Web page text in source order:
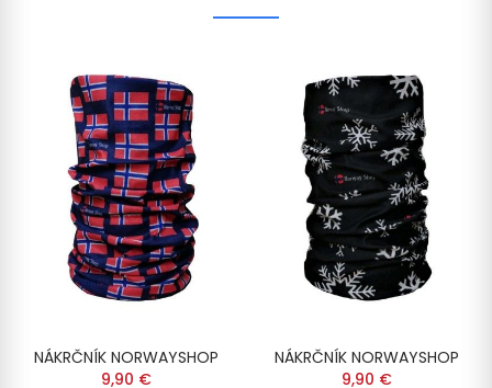
NÁKRČNÍK NORWAYSHOP
9,90 €
NÁKRČNÍK NORWAYSHOP
9,90 €